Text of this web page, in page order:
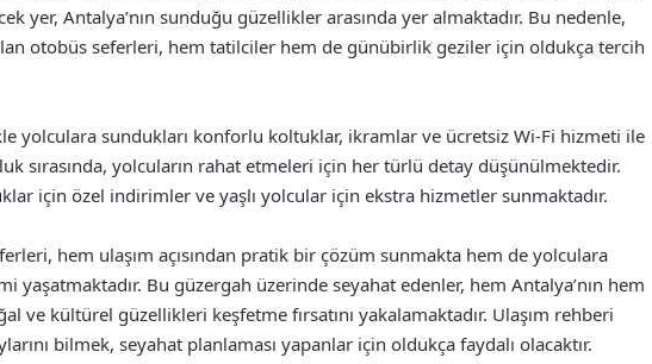
yer, Antalya’nın sunduğu güzellikler arasında yer almaktadır. Bu nedenle,
otobüs seferleri, hem tatilciler hem de günübirlik geziler için oldukça tercih
yolculara sundukları konforlu koltuklar, ikramlar ve ücretsiz Wi-Fi hizmeti ile
sırasında, yolcuların rahat etmeleri için her türlü detay düşünülmektedir.
için özel indirimler ve yaşlı yolcular için ekstra hizmetler sunmaktadır.
hem ulaşım açısından pratik bir çözüm sunmakta hem de yolculara
yaşatmaktadır. Bu güzergah üzerinde seyahat edenler, hem Antalya’nın hem
ve kültürel güzellikleri keşfetme fırsatını yakalamaktadır. Ulaşım rehberi
bilmek, seyahat planlaması yapanlar için oldukça faydalı olacaktır.